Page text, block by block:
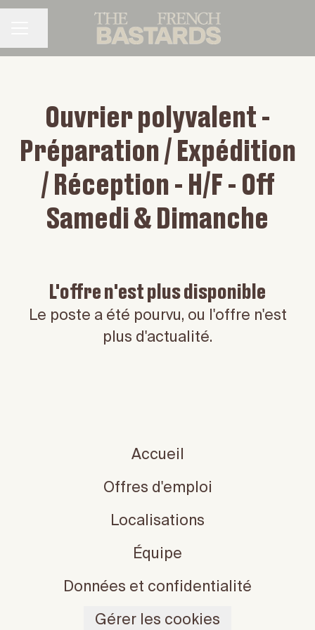
Partager la page
Ouvrier polyvalent -
Préparation / Expédition
/ Réception - H/F - Off
Samedi & Dimanche
L'offre n'est plus disponible
Le poste a été pourvu, ou l'offre n'est
plus d'actualité.
Accueil
Offres d'emploi
Localisations
Équipe
Données et confidentialité
Gérer les cookies